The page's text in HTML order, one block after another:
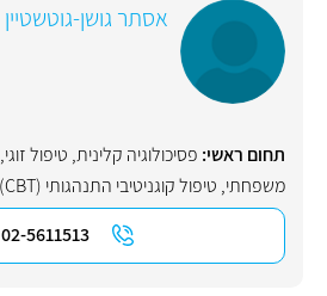
אסתר גושן-גוטשטיין
תחום ראשי: פסיכולוגיה קלינית, טיפול זוגי,
משפחתי, טיפול קוגניטיבי התנהגותי (CBT)
02-5611513